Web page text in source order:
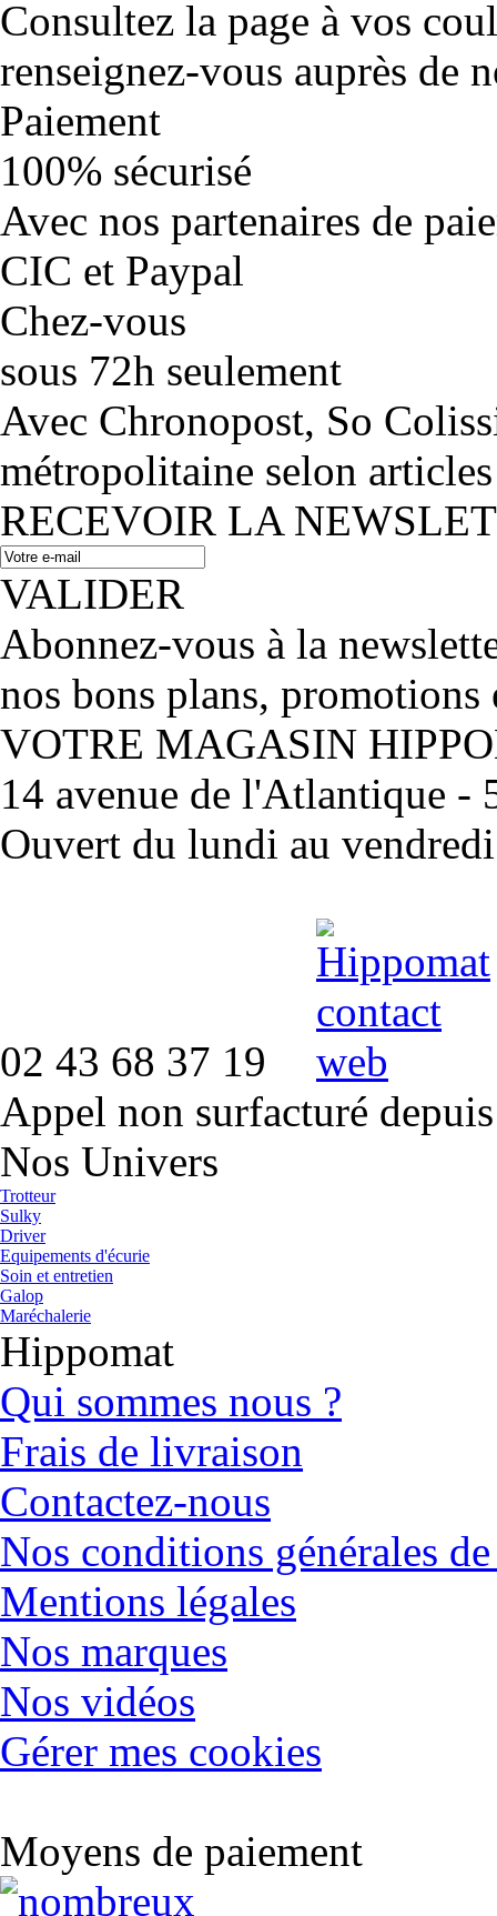
Consultez la page à vos
renseignez-vous auprès de
Paiement
100% sécurisé
Avec nos partenaires de
CIC et Paypal
Chez-vous
sous 72h seulement
Avec Chronopost, So
métropolitaine selon
RECEVOIR LA
VALIDER
Abonnez-vous à la
nos bons plans, promotions
VOTRE MAGASIN
14 avenue de l'Atlantique -
Ouvert du lundi au
02 43 68 37 19
Appel non surfacturé
Nos Univers
Trotteur
Sulky
Driver
Equipements d'écurie
Soin et entretien
Galop
Maréchalerie
Hippomat
Qui sommes nous ?
Frais de livraison
Contactez-nous
Nos conditions générales
Mentions légales
Nos marques
Nos vidéos
Gérer mes cookies
Moyens de paiement